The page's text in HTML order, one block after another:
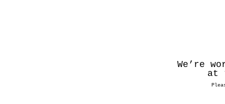
We’re
at